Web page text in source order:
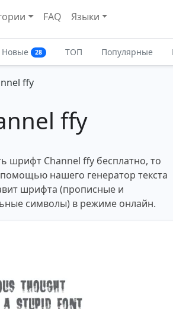
FAQ Языки
Новые 28 ТОП Популярные
ffy
ffy
шрифт Channel ffy бесплатно, то
нашего генератор текста
шрифта (прописные и
символы) в режиме онлайн.